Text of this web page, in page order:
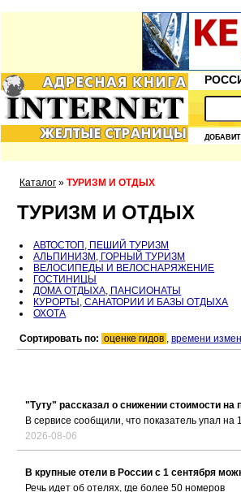
Каталог » ТУРИЗМ И ОТДЫХ
ТУРИЗМ И ОТДЫХ
АВТОСТОП, ПЕШИЙ ТУРИЗМ
АЛЬПИНИЗМ, ГОРНЫЙ ТУРИЗМ
ВЕЛОСИПЕДЫ И ВЕЛОСНАРЯЖЕНИЕ
ГОСТИНИЦЫ
ДОМА ОТДЫХА, ПАНСИОНАТЫ
КУРОРТЫ, САНАТОРИИ И БАЗЫ ОТДЫХА
ОХОТА
Сортировать по: оценке гидов , времени
"Туту" рассказал о снижении стоимости
В сервисе сообщили, что показатель упал на
2026-08-06
В крупные отели в России с 1 сентября
Речь идет об отелях, где более 50 номеров